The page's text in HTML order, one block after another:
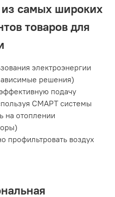
самых широких
товаров для
электроэнергии
решения)
подачу
СМАРТ системы
на отоплении
профильтровать воздух